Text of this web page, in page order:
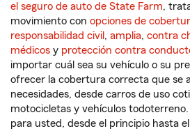
el seguro de auto de State Farm,
movimiento con opciones de
responsabilidad civil , amplia, contra
médicos y protección contra
importar cuál sea su vehículo o su
ofrecer la cobertura correcta que se
necesidades, desde carros de uso
motocicletas y vehículos
para usted, desde el principio hasta